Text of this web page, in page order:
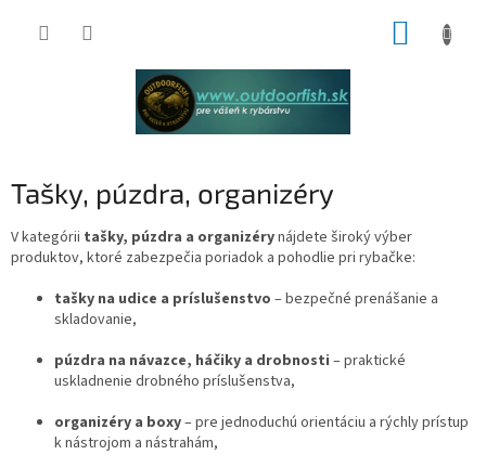
Tašky, púzdra, organizéry
V kategórii tašky, púzdra a organizérynájdete široký výber
produktov, ktoré zabezpečia poriadok a pohodlie pri rybačke:
tašky na udice a príslušenstvo – bezpečné prenášanie a
skladovanie,
púzdra na návazce, háčiky a drobnosti – praktické
uskladnenie drobného príslušenstva,
organizéry a boxy– pre jednoduchú orientáciu a rýchly prístup
k nástrojom a nástrahám,